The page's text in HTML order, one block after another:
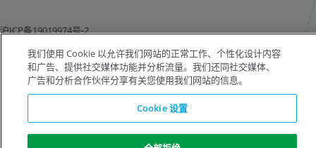
沪ICP备19019974号-2
版权所有©1996-2026 空气化工产品有限公司（ Air Products and Chemicals, Inc.）
保留所有权利。
法律公告 隐私声明 Cookie 通知
我们使用 Cookie 以允许我们网站的正常工作、个性化设计内容
和广告、提供社交媒体功能并分析流量。我们还同社交媒体、
广告和分析合作伙伴分享有关您使用我们网站的信息。
Cookie 设置